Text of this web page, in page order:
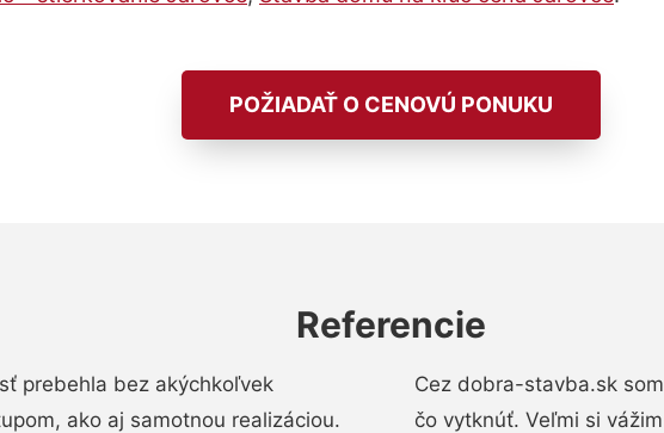
POŽIADAŤ O CENOVÚ PONUKU
Referencie
prebehla bez akýchkoľvek
ako aj samotnou realizáciou.
Cez dobra-stavba.sk
čo vytknúť. Veľmi si